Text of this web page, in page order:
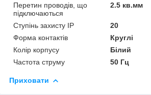
Перетин проводів, що
підключаються
2.5 кв.мм
Ступінь захисту IP
20
Форма контактів
Круглі
Колір корпусу
Білий
Частота струму
50 Гц
Приховати